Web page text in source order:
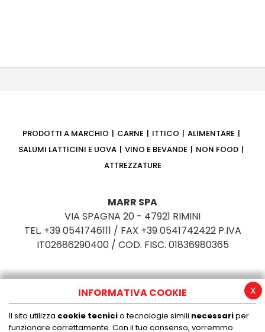
PRODOTTI A MARCHIO CARNE ITTICO
ALIMENTARE
SALUMI LATTICINI E UOVA
VINO E BEVANDE
NON FOOD
ATTREZZATURE
MARR SPA
VIA SPAGNA 20 - 47921 RIMINI
TEL. +39 0541746111 / FAX +39 0541742422 P.IVA
IT02686290400 / COD. FISC. 01836980365
PRIVACY POLICY COOKIE x
INFORMATIVA COOKIE
Il sito utilizza cookie tecnicio tecnologie simili necessariper
funzionare correttamente. Con il tuo consenso, vorremmo